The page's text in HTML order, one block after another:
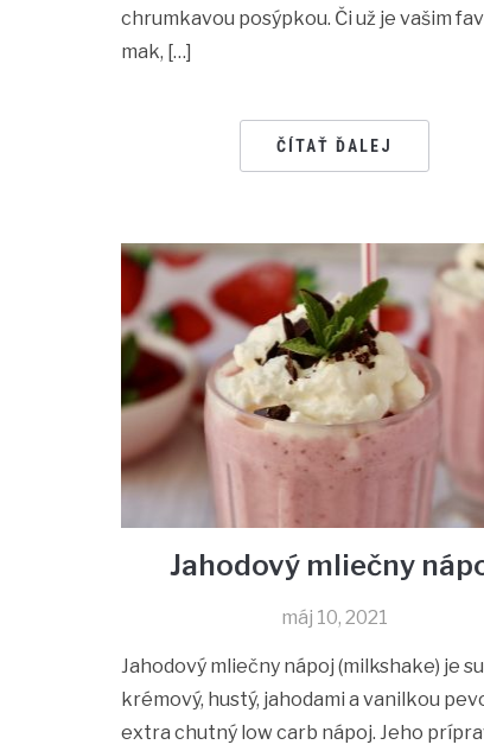
chrumkavou posýpkou. Či už je vašim
mak, […]
ČÍTAŤ ĎALEJ
Jahodový mliečny
máj 10, 2021
Jahodový mliečny nápoj (milkshake) je
krémový, hustý, jahodami a vanilkou
extra chutný low carb nápoj. Jeho